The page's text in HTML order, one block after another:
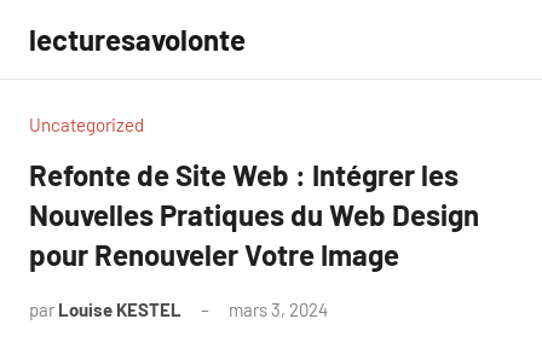
contenu
lecturesavolonte
Uncategorized
Refonte de Site Web : Intégrer les
Nouvelles Pratiques du Web Design
pour Renouveler Votre Image
par Louise KESTEL mars 3, 2024